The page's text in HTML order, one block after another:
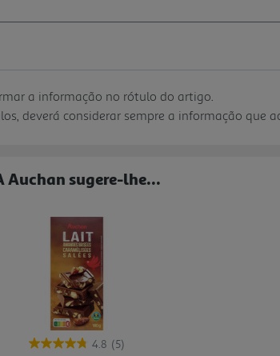
a informação no rótulo do artigo.
deverá considerar sempre a informação que
Auchan sugere-lhe...
4.8 (5)